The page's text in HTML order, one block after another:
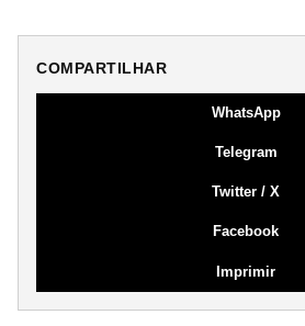
COMPARTILHAR
WhatsApp
Telegram
Twitter / X
Facebook
Imprimir